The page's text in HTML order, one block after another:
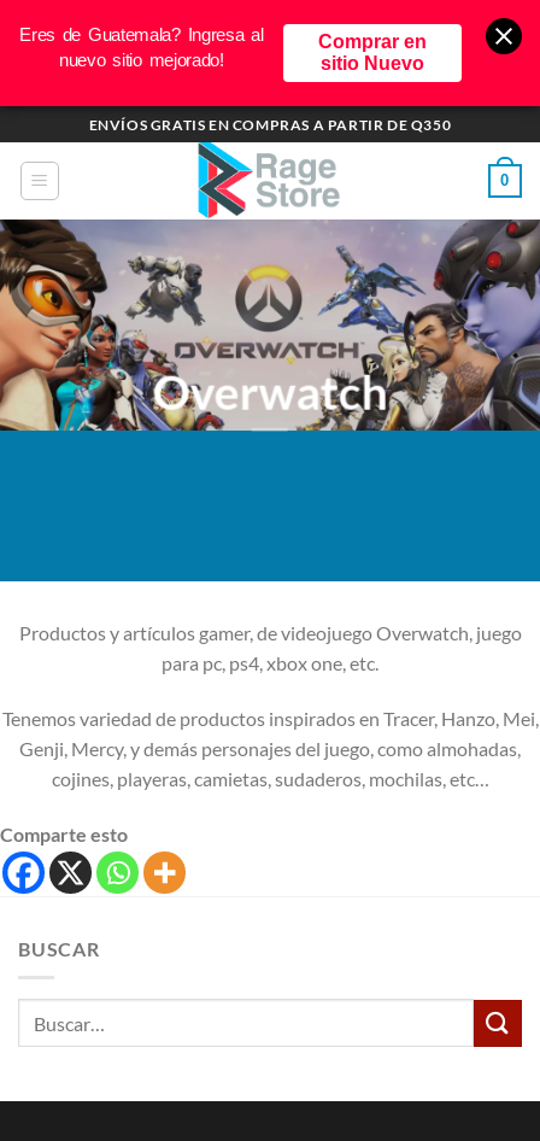
al
contenido
ENVÍOS GRATIS EN COMPRAS A PARTIR DE Q350
0
Overwatch
Productos y artículos gamer, de videojuego Overwatch, juego
para pc, ps4, xbox one, etc.
Tenemos variedad de productos inspirados en Tracer, Hanzo, Mei,
Genji, Mercy, y demás personajes del juego, como almohadas,
cojines, playeras, camietas, sudaderos, mochilas, etc…
Comparte esto
BUSCAR
Eres de Guatemala? Ingresa al
nuevo sitio mejorado!
Comprar en
sitio Nuevo